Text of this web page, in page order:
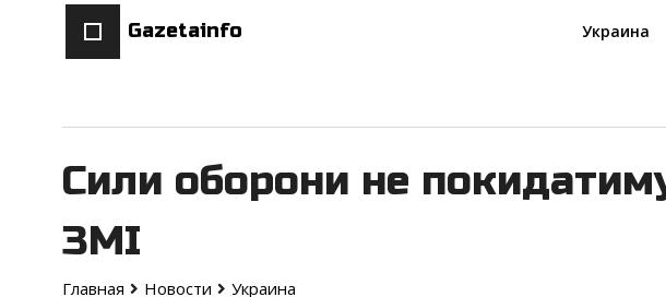
Gazetainfo Украина
Сили оборони не
ЗМІ
Главная Новости Украина